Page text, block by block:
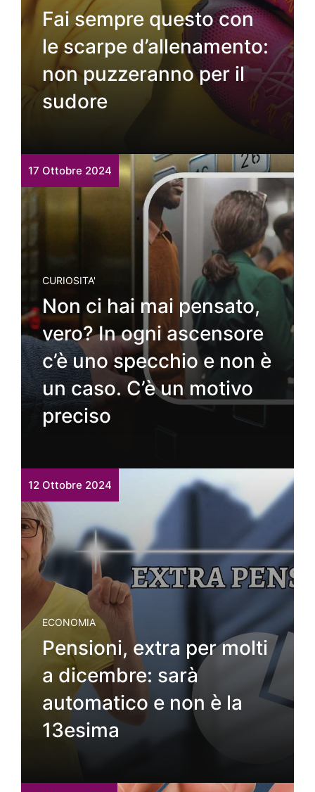
Fai sempre questo con
le scarpe d’allenamento:
non puzzeranno per il
sudore
17 Ottobre 2024
CURIOSITA'
Non ci hai mai pensato,
vero? In ogni ascensore
c’è uno specchio e non è
un caso. C’è un motivo
preciso
12 Ottobre 2024
ECONOMIA
Pensioni, extra per molti
a dicembre: sarà
automatico e non è la
13esima